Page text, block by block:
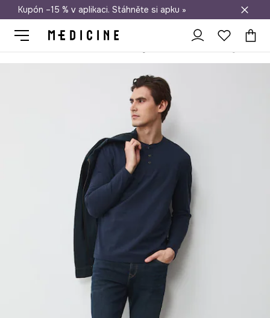
Doprava zdarma při nákupu nad 1 200 Kč
Kupón –15 % v aplikaci. Stáhněte si apku »